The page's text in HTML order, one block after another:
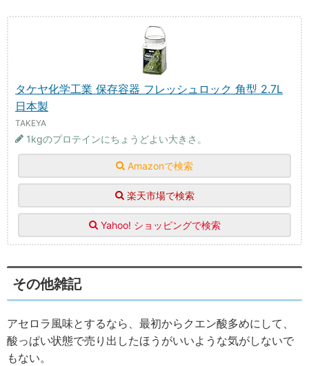
タケヤ化学工業 保存容器 フレッシュロック 角型 2.7L
日本製
TAKEYA
1kgのプロテインにちょうどよい大きさ。
Amazonで検索
楽天市場で検索
Yahoo! ショッピングで検索
その他雑記
アセロラ風味とするなら、最初からクエン酸多めにして、
酸っぱい状態で売り出したほうがいいような気がしないで
もない。